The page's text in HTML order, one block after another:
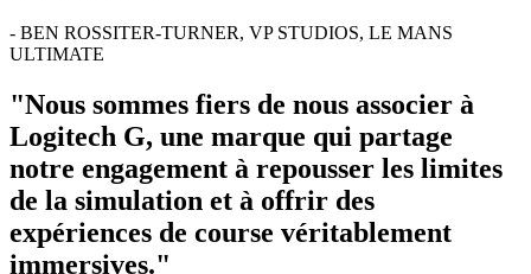
- BEN ROSSITER-TURNER, VP STUDIOS, LE MANS
ULTIMATE
"Nous sommes fiers de nous associer à
Logitech G, une marque qui partage
notre engagement à repousser les limites
de la simulation et à offrir des
expériences de course véritablement
immersives."